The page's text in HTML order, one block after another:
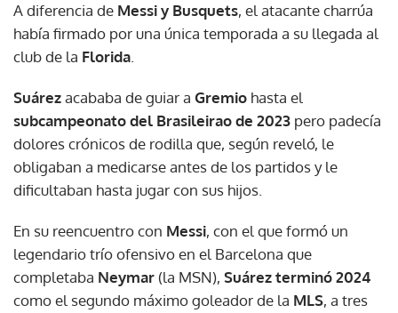
A diferencia de Messi y Busquets, el atacante charrúa
había firmado por una única temporada a su llegada al
club de la Florida
Suárezacababa de guiar a Gremio hasta el
subcampeonato del Brasileirao de 2023 pero padecía
dolores crónicos de rodilla que, según reveló, le
obligaban a medicarse antes de los partidos y le
dificultaban hasta jugar con sus hijos.
En su reencuentro con Messi, con el que formó un
legendario trío ofensivo en el Barcelona que
completaba Neymar (la MSN), Suárez terminó 2024
como el segundo máximo goleador de la MLS, a tres